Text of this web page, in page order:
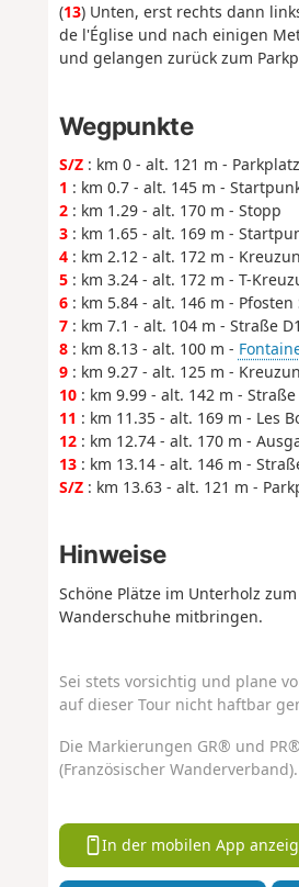
(13) Unten, erst rechts dann
de l'Église und nach einigen
und gelangen zurück zum
Wegpunkte
S/Z: km 0 - alt. 121 m -
1 : km 0.7 - alt. 145 m -
2: km 1.29 - alt. 170 m - Stopp
3: km 1.65 - alt. 169 m -
4: km 2.12 - alt. 172 m -
5: km 3.24 - alt. 172 m - T-
6: km 5.84 - alt. 146 m - Pfosten
7: km 7.1 - alt. 104 m - Straße
8: km 8.13 - alt. 100 m -
9: km 9.27 - alt. 125 m -
10: km 9.99 - alt. 142 m - Straße
11 : km 11.35 - alt. 169 m - Les
12: km 12.74 - alt. 170 m -
13: km 13.14 - alt. 146 m -
S/Z: km 13.63 - alt. 121 m -
Hinweise
Schöne Plätze im Unterholz
Wanderschuhe mitbringen.
Sei stets vorsichtig und plane
auf dieser Tour nicht haftbar
Die Markierungen GR® und
(Französischer Wanderverband).
In der mobilen App